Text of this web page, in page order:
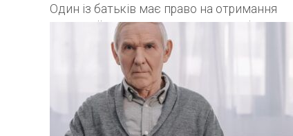
Один із батьків має право на отримання
грошової допомоги при народженні малюка.
Сума виплат. Допомога...